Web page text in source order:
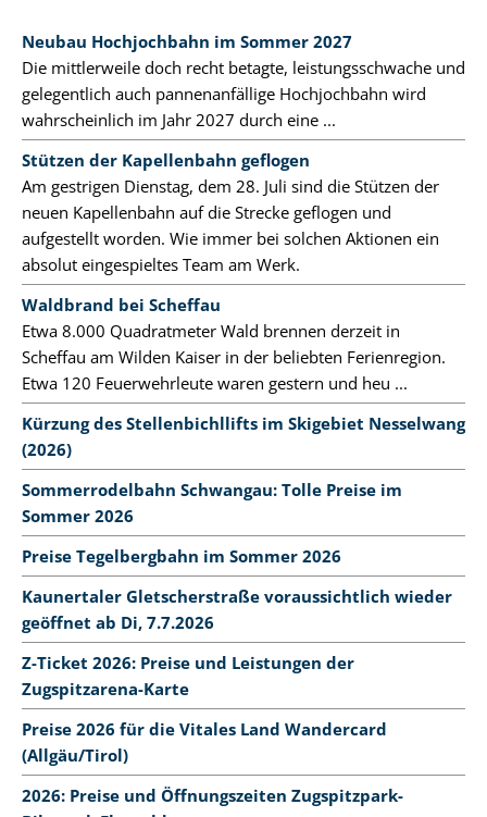
Neubau Hochjochbahn im Sommer 2027
Die mittlerweile doch recht betagte, leistungsschwache und
gelegentlich auch pannenanfällige Hochjochbahn wird
wahrscheinlich im Jahr 2027 durch eine ...
Stützen der Kapellenbahn geflogen
Am gestrigen Dienstag, dem 28. Juli sind die Stützen der
neuen Kapellenbahn auf die Strecke geflogen und
aufgestellt worden. Wie immer bei solchen Aktionen ein
absolut eingespieltes Team am Werk.
Waldbrand bei Scheffau
Etwa 8.000 Quadratmeter Wald brennen derzeit in
Scheffau am Wilden Kaiser in der beliebten Ferienregion.
Etwa 120 Feuerwehrleute waren gestern und heu ...
Kürzung des Stellenbichllifts im Skigebiet Nesselwang
(2026)
Sommerrodelbahn Schwangau: Tolle Preise im
Sommer 2026
Preise Tegelbergbahn im Sommer 2026
Kaunertaler Gletscherstraße voraussichtlich wieder
geöffnet ab Di, 7.7.2026
Z-Ticket 2026: Preise und Leistungen der
Zugspitzarena-Karte
Preise 2026 für die Vitales Land Wandercard
(Allgäu/Tirol)
2026: Preise und Öffnungszeiten Zugspitzpark-